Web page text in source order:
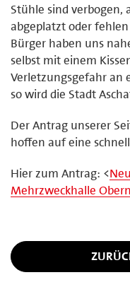
Stühle sind verbogen,
abgeplatzt oder
Bürger haben uns
selbst mit einem
Verletzungsgefahr an
so wird die Stadt
Der Antrag unserer
hoffen auf eine
Hier zum Antrag: <
Mehrzweckhalle